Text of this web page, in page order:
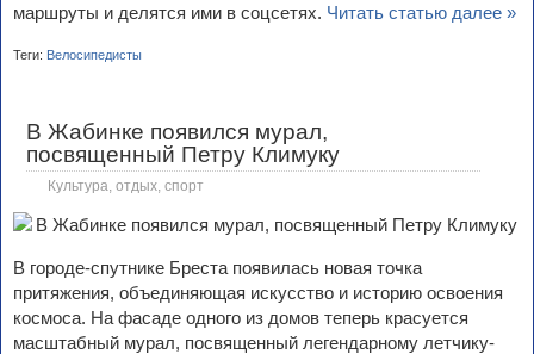
маршруты и делятся ими в соцсетях. Читать статью далее »
Теги: Велосипедисты
В Жабинке появился мурал,
посвященный Петру Климуку
Культура, отдых, спорт
В городе-спутнике Бреста появилась новая точка
притяжения, объединяющая искусство и историю освоения
космоса. На фасаде одного из домов теперь красуется
масштабный мурал, посвященный легендарному летчику-